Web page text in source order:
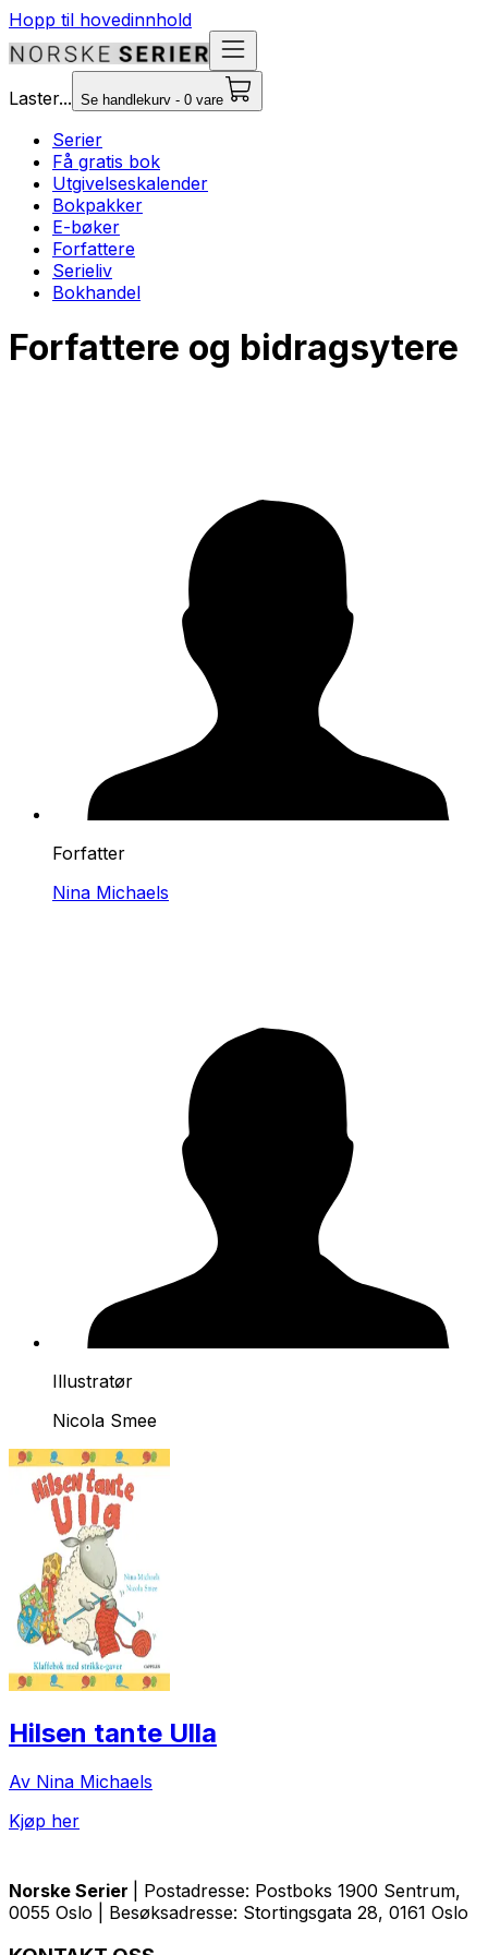
Hopp til hovedinnhold
Laster... Se handlekurv - 0 vare
Serier
Få gratis bok
Utgivelseskalender
Bokpakker
E-bøker
Forfattere
Serieliv
Bokhandel
Forfattere og bidragsytere
Forfatter
Nina Michaels
Illustratør
Nicola Smee
Hilsen tante Ulla
Av Nina Michaels
Kjøp her
Norske Serier
| Postadresse: Postboks 1900 Sentrum,
0055 Oslo | Besøksadresse: Stortingsgata 28, 0161 Oslo